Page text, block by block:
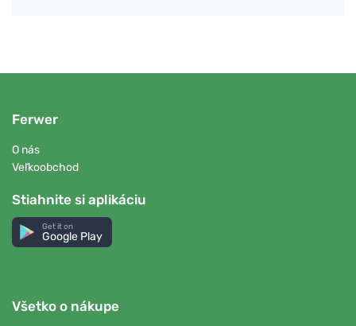
Ferwer
O nás
Veľkoobchod
Stiahnite si aplikáciu
Get it on
Google Play
Všetko o nákupe